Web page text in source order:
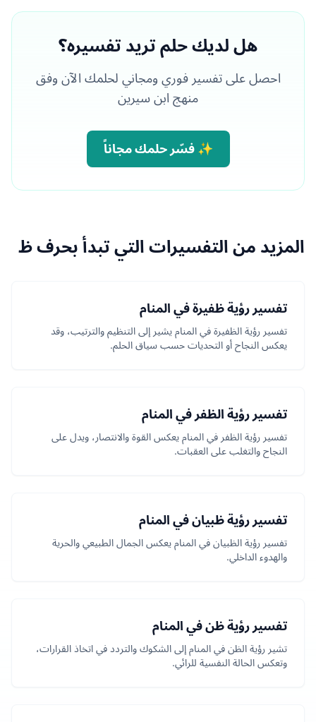
هل لديك حلم تريد تفسيره؟
احصل على تفسير فوري ومجاني لحلمك الآن وفق
منهج ابن سيرين
✨ فسّر حلمك مجاناً
المزيد من التفسيرات التي تبدأ بحرف ظ
تفسير رؤية ظفيرة في المنام
تفسير رؤية الظفيرة في المنام يشير إلى التنظيم والترتيب، وقد
يعكس النجاح أو التحديات حسب سياق الحلم.
تفسير رؤية الظفر في المنام
تفسير رؤية الظفر في المنام يعكس القوة والانتصار، ويدل على
النجاح والتغلب على العقبات.
تفسير رؤية ظبيان في المنام
تفسير رؤية الظبيان في المنام يعكس الجمال الطبيعي والحرية
والهدوء الداخلي.
تفسير رؤية ظن في المنام
تشير رؤية الظن في المنام إلى الشكوك والتردد في اتخاذ القرارات،
وتعكس الحالة النفسية للرائي.